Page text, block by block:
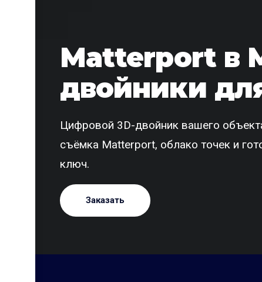
Matterport в
двойники
Цифровой 3D-двойник вашего
съёмка Matterport, облако точек и
ключ.
Заказать